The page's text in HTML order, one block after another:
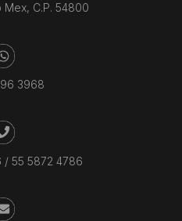
Mex, C.P. 54800
3968
/ 55 5872 4786